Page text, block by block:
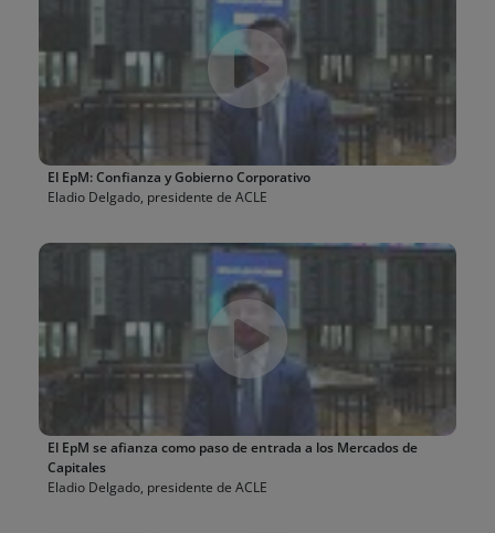
El EpM: Confianza y Gobierno Corporativo
Eladio Delgado, presidente de ACLE
El EpM se afianza como paso de entrada a los Mercados de
Capitales
Eladio Delgado, presidente de ACLE